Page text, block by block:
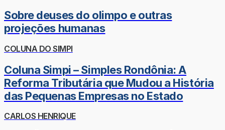
Sobre deuses do olimpo e outras
projeções humanas
COLUNA DO SIMPI
Coluna Simpi – Simples Rondônia: A
Reforma Tributária que Mudou a História
das Pequenas Empresas no Estado
CARLOS HENRIQUE